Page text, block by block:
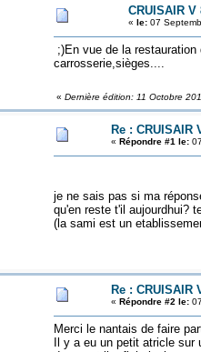
CRUISAIR V
« le:07
;)En vue de la
carrosserie,sièges....
« Dernière édition: 11 Octobre
Re : CRUISAIR
« Répondre #1 le:07
je ne sais pas si ma
qu'en reste t'il aujourdhui?
(la sami est un
Re : CRUISAIR
« Répondre #2 le:07
Merci le nantais de faire
Il y a eu un petit atricle